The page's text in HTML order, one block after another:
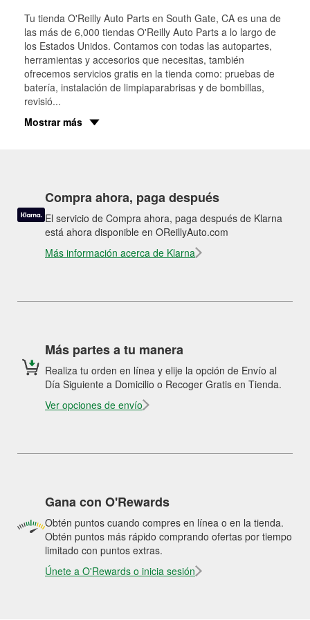
Tu tienda O'Reilly Auto Parts en South Gate, CA es una de
las más de 6,000 tiendas O'Reilly Auto Parts a lo largo de
los Estados Unidos. Contamos con todas las autopartes,
herramientas y accesorios que necesitas, también
ofrecemos servicios gratis en la tienda como: pruebas de
batería, instalación de limpiaparabrisas y de bombillas,
revisió...
Mostrar más
Compra ahora, paga después
El servicio de Compra ahora, paga después de Klarna
está ahora disponible en OReillyAuto.com
Más información acerca de Klarna
Más partes a tu manera
Realiza tu orden en línea y elije la opción de Envío al
Día Siguiente a Domicilio o Recoger Gratis en Tienda.
Ver opciones de envío
Gana con O'Rewards
Obtén puntos cuando compres en línea o en la tienda.
Obtén puntos más rápido comprando ofertas por tiempo
limitado con puntos extras.
Únete a O'Rewards o inicia sesión